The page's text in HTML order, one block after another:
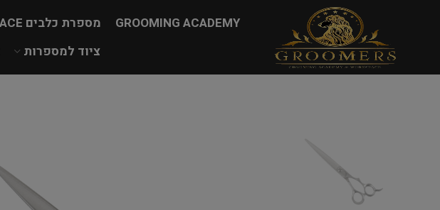
GROOMING ACADEMY מספרת כלבים WORK SPACE
ציוד למספרות